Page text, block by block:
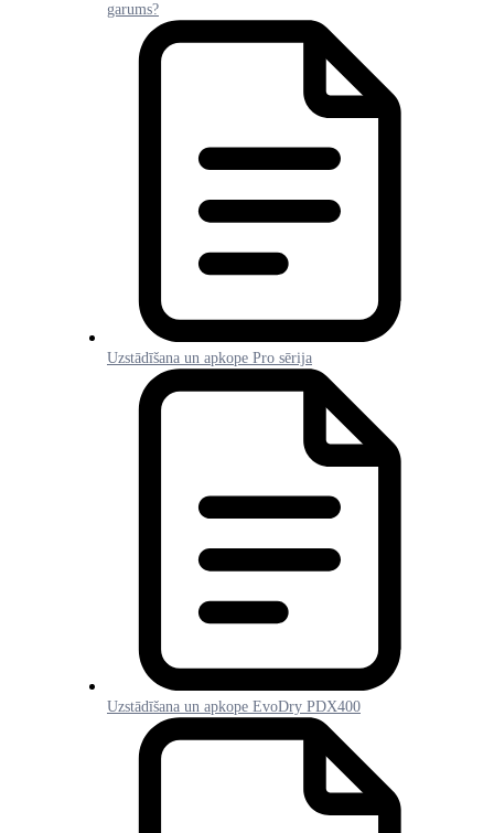
garums?
Uzstādīšana un apkope Pro sērija
Uzstādīšana un apkope EvoDry PDX400